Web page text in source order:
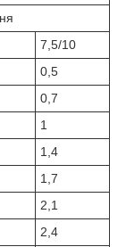
7,5/10
0,5
0,7
1
1,4
1,7
2,1
2,4